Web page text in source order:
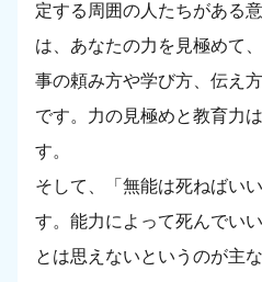
定する周囲の人たちがある
は、あなたの力を見極めて
事の頼み方や学び方、伝え
です。力の見極めと教育力
す。
そして、「無能は死ねばい
す。能力によって死んでい
とは思えないというのが主